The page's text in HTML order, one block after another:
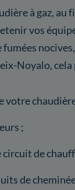
à gaz, au
vos
Noyalo,
votre
;
de
de